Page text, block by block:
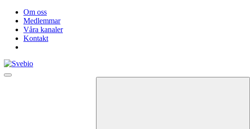
Om oss
Medlemmar
Våra kanaler
Kontakt